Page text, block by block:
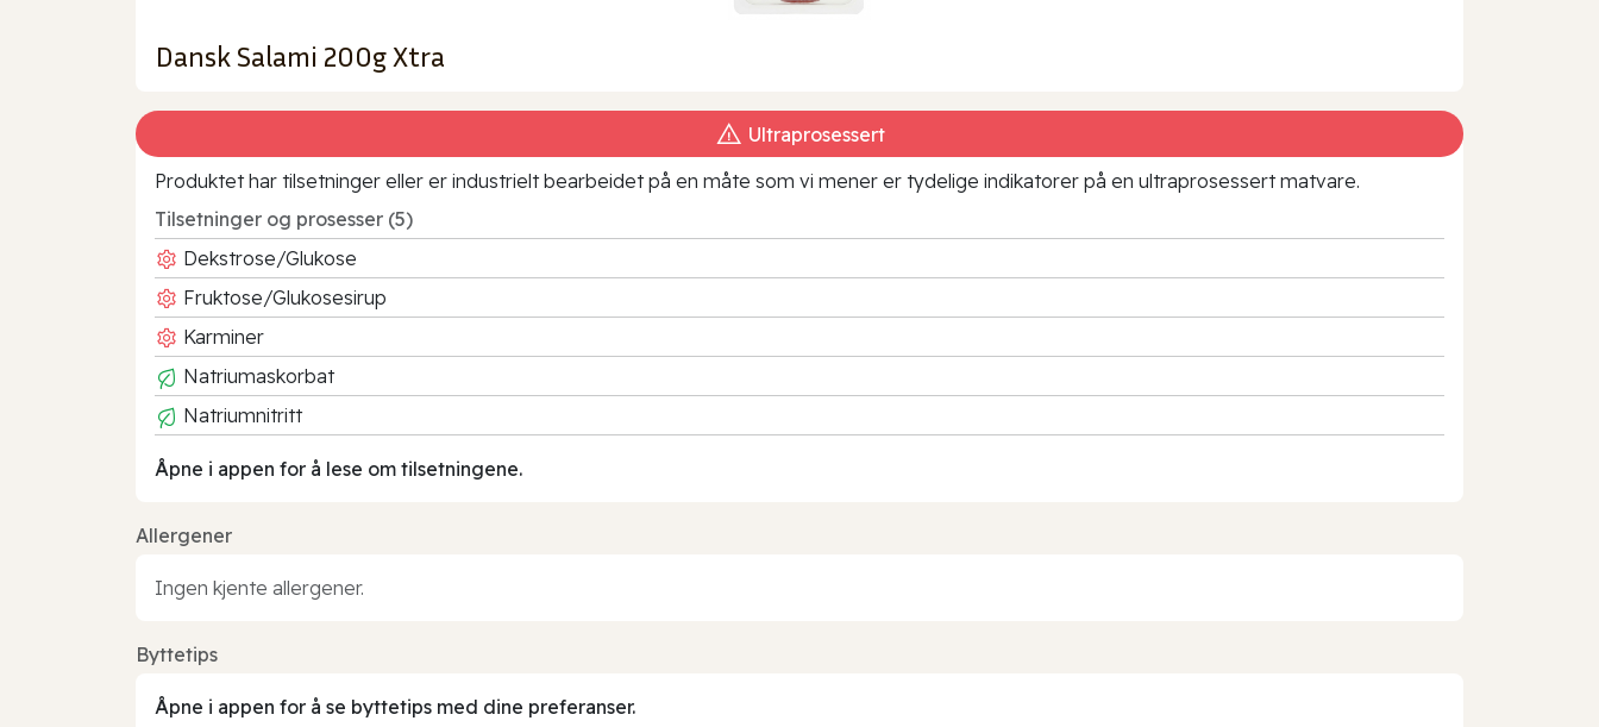
Dansk Salami 200g Xtra
Ultraprosessert
Produktet har tilsetninger eller er industrielt bearbeidet på en måte som vi mener er tydelige indikatorer på en ultraprosessert matvare.
Tilsetninger og prosesser (5)
Dekstrose/Glukose
Fruktose/Glukosesirup
Karminer
Natriumaskorbat
Natriumnitritt
Åpne i appen for å lese om tilsetningene.
Allergener
Ingen kjente allergener.
Byttetips
Åpne i appen for å se byttetips med dine preferanser.